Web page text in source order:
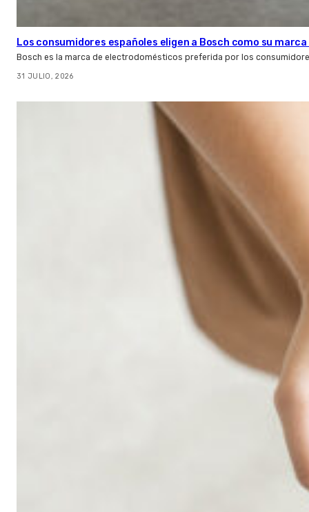
Los consumidores españoles eligen a Bosch como su
Bosch es la marca de electrodomésticos preferida por los
31 JULIO, 2026